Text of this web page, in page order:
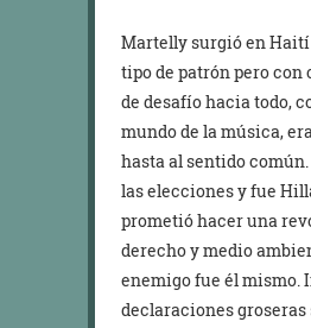
Martelly surgió en Haití
tipo de patrón pero
de desafío hacia todo,
mundo de la música,
hasta al sentido
las elecciones y fue
prometió hacer una
derecho y medio
enemigo fue él mismo.
declaraciones groseras